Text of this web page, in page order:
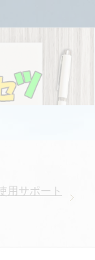
用サポート